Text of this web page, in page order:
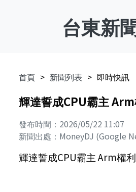
台東新
首頁 新聞列表 即時快訊
輝達誓成CPU霸主
發布時間：2026/05/22 11:07
新聞出處：MoneyDJ (Google
輝達誓成CPU霸主 Arm權